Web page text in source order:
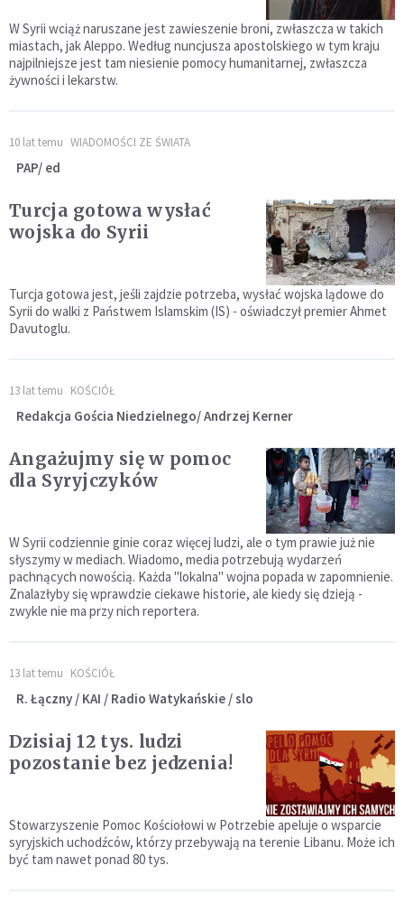
W Syrii wciąż naruszane jest zawieszenie broni, zwłaszcza w takich
miastach, jak Aleppo. Według nuncjusza apostolskiego w tym kraju
najpilniejsze jest tam niesienie pomocy humanitarnej, zwłaszcza
żywności i lekarstw.
10 lat temu WIADOMOŚCI ZE ŚWIATA
PAP/ ed
Turcja gotowa wysłać
wojska do Syrii
Turcja gotowa jest, jeśli zajdzie potrzeba, wysłać wojska lądowe do
Syrii do walki z Państwem Islamskim (IS) - oświadczył premier Ahmet
Davutoglu.
13 lat temu KOŚCIÓŁ
Redakcja Gościa Niedzielnego/ Andrzej Kerner
Angażujmy się w pomoc
dla Syryjczyków
W Syrii codziennie ginie coraz więcej ludzi, ale o tym prawie już nie
słyszymy w mediach. Wiadomo, media potrzebują wydarzeń
pachnących nowością. Każda "lokalna" wojna popada w zapomnienie.
Znalazłyby się wprawdzie ciekawe historie, ale kiedy się dzieją -
zwykle nie ma przy nich reportera.
13 lat temu KOŚCIÓŁ
R. Łączny / KAI / Radio Watykańskie / slo
Dzisiaj 12 tys. ludzi
pozostanie bez jedzenia!
Stowarzyszenie Pomoc Kościołowi w Potrzebie apeluje o wsparcie
syryjskich uchodźców, którzy przebywają na terenie Libanu. Może ich
być tam nawet ponad 80 tys.